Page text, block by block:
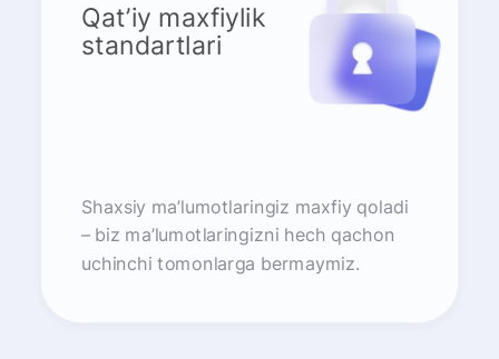
Qat’iy maxfiylik
standartlari
Shaxsiy ma’lumotlaringiz maxfiy qoladi
– biz ma’lumotlaringizni hech qachon
uchinchi tomonlarga bermaymiz.